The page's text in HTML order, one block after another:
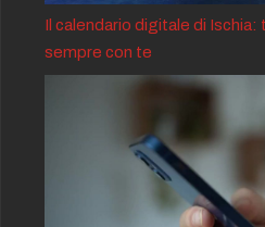
Il calendario digitale di Ischia:
sempre con te